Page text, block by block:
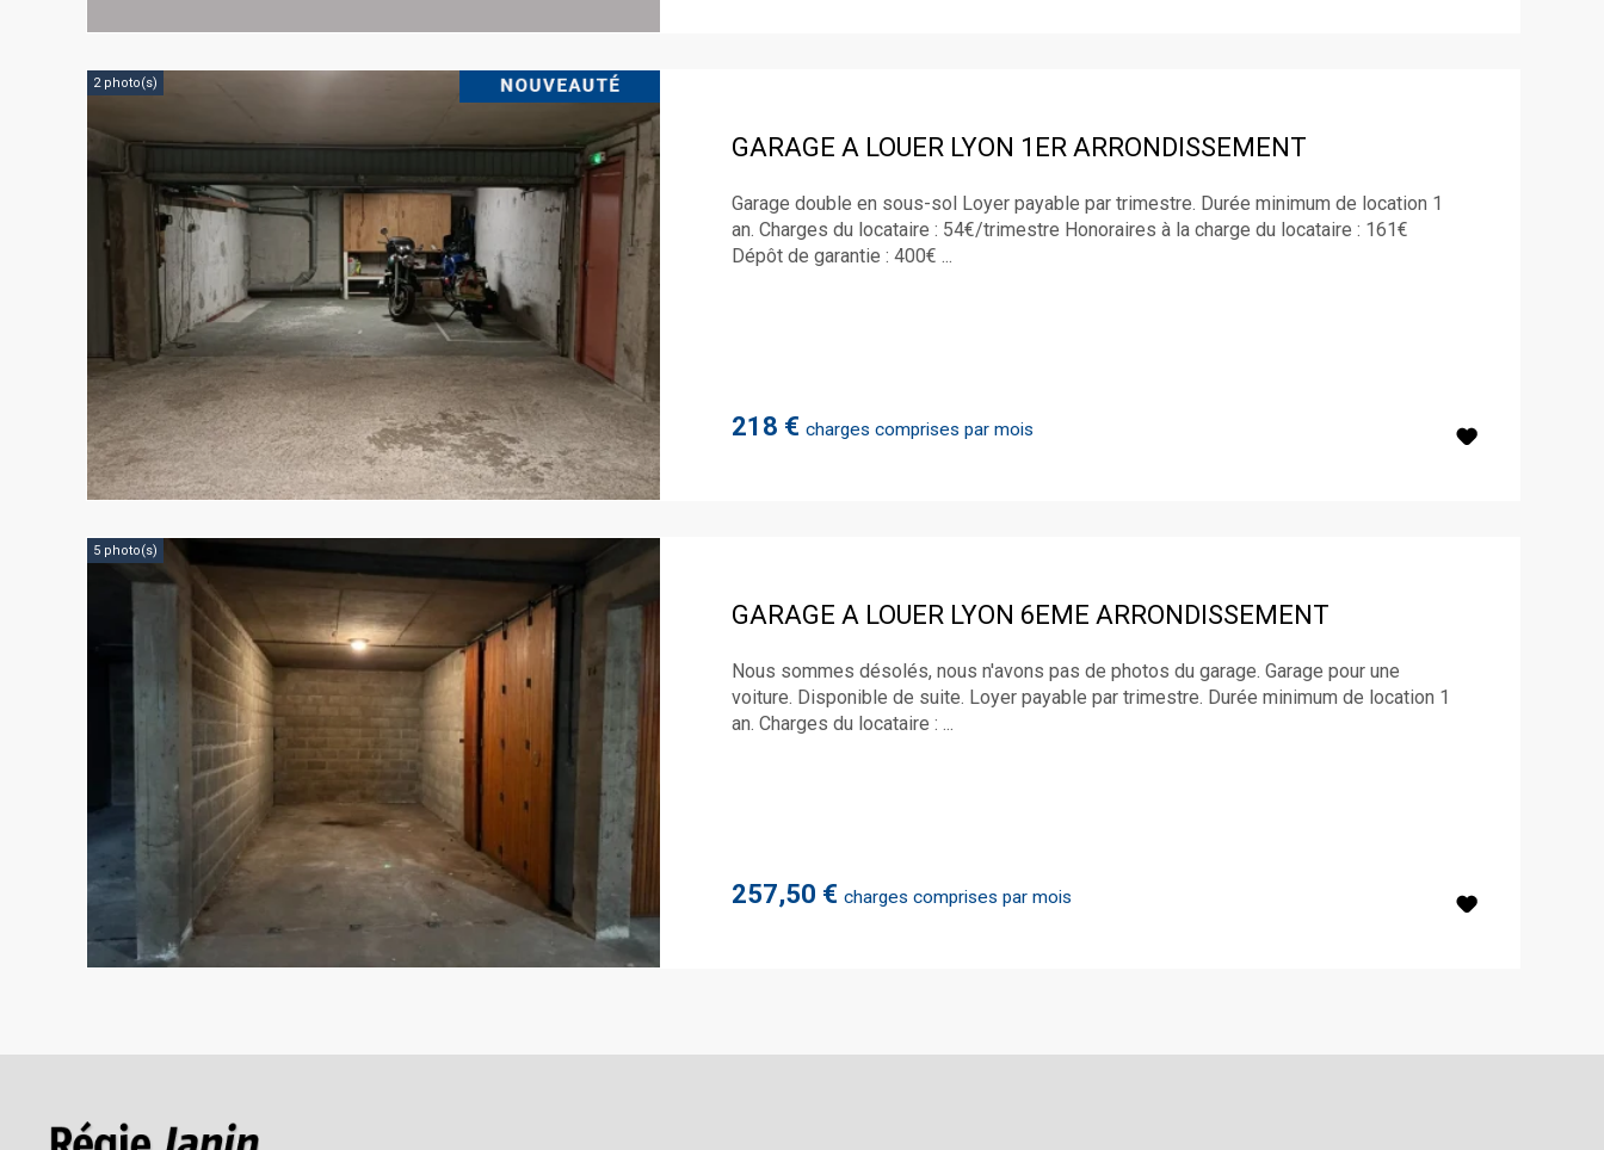
2 photo(s)
GARAGE A LOUER LYON 1ER ARRONDISSEMENT
218 € charges comprises par mois
Garage double en sous-sol Loyer payable par trimestre. Durée minimum de location 1
an. Charges du locataire : 54€/trimestre Honoraires à la charge du locataire : 161€
Dépôt de garantie : 400€ ...
5 photo(s)
GARAGE A LOUER LYON 6EME ARRONDISSEMENT
257,50 € charges comprises par mois
Nous sommes désolés, nous n'avons pas de photos du garage. Garage pour une
voiture. Disponible de suite. Loyer payable par trimestre. Durée minimum de location 1
an. Charges du locataire : ...